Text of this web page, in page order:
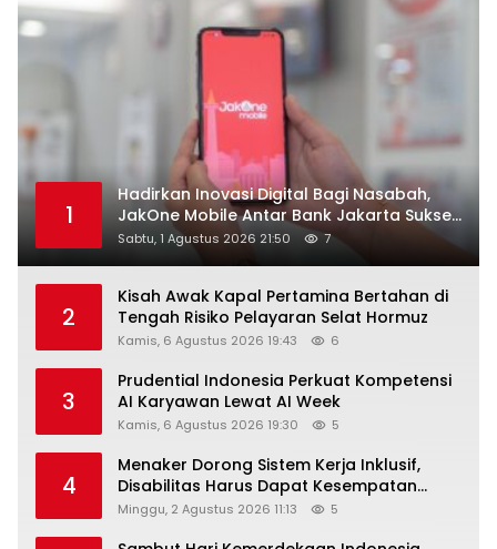
1
Hadirkan Inovasi Digital Bagi Nasabah,
JakOne Mobile Antar Bank Jakarta Sukses
Raih Digital Excellence Awards 2026
Sabtu, 1 Agustus 2026 21:50 7
2
Kisah Awak Kapal Pertamina Bertahan di
Tengah Risiko Pelayaran Selat Hormuz
Kamis, 6 Agustus 2026 19:43 6
3
Prudential Indonesia Perkuat Kompetensi
AI Karyawan Lewat AI Week
Kamis, 6 Agustus 2026 19:30 5
4
Menaker Dorong Sistem Kerja Inklusif,
Disabilitas Harus Dapat Kesempatan
Setara
Minggu, 2 Agustus 2026 11:13 5